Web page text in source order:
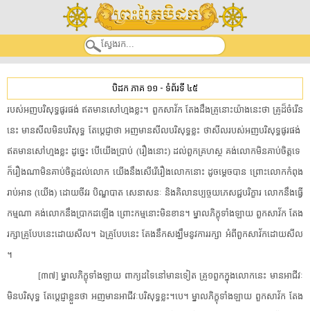
បិដក ភាគ ១១ - ទំព័រទី ៤៥
របស់​អញ​បរិសុទ្ធ​ផូរផង់​ ​ឥតមាន​សៅហ្មង​ខ្លះ​។​ ​ពួក​សាវ័ក​ ​តែង​ដឹង​គ្រូ​នោះ​យ៉ាងនេះ​ថា​ ​គ្រូ​ដ៏​ចំរើន​
នេះ​ ​មាន​សីល​មិន​បរិសុទ្ធ​ ​តែ​ប្តេជ្ញា​ថា​ ​អញ​មាន​សីល​បរិសុទ្ធ​ខ្លះ​ ​ថា​សីល​របស់​អញ​បរិសុទ្ធ​ផូរផង់​ ​
ឥតមាន​សៅហ្មង​ខ្លះ​ ​ដូច្នេះ​ ​បើ​យើង​ប្រាប់​ ​(​រឿង​នោះ​)​ ​ដល់​ពួក​គ្រហស្ថ​ ​គង់​លោក​មិន​គាប់ចិត្ត​ទេ​ ​
ក៏​រឿង​ណា​មិន​គាប់ចិត្ត​ដល់​លោក​ ​យើង​នឹង​សើរើ​រឿង​លោក​នោះ​ ​ដូចម្តេច​បាន​ ​ព្រោះ​លោក​កំពុង​
រាប់អាន​ ​(​យើង​)​ ​ដោយ​ចីវរ​ ​បិណ្ឌបាត​ ​សេនាសនៈ​ ​និង​គិលាន​ប្ប​ច្ច​យ​ភេសជ្ជ​បរិក្ខារ​ ​លោក​នឹង​ធ្វើ​
កម្ម​ណា​ ​គង់​លោក​នឹង​ប្រាកដ​ឡើង​ ​ព្រោះ​កម្ម​នោះ​មិនខាន​។​ ​ម្នាល​ភិក្ខុ​ទាំងឡាយ​ ​ពួក​សាវ័ក​ ​តែង​
រក្សា​គ្រូ​បែបនេះ​ដោយ​សីល​។​ ​ឯ​គ្រូ​បែបនេះ​ ​តែង​នឹក​សង្ឃឹម​នូវ​ការ​រក្សា​ ​អំពី​ពួក​សាវ័ក​ដោយ​សីល​
។​
[​៣៧​]​ ​ម្នាល​ភិក្ខុ​ទាំងឡាយ​ ​ពាក្យ​ដទៃ​នៅ​មាន​ទៀត​ ​គ្រូ១ពួក​ក្នុង​លោក​នេះ​ ​មាន​អាជីវៈ​
មិន​បរិសុទ្ធ​ ​តែ​ប្តេជ្ញា​ខ្លួន​ថា​ ​អញ​មាន​អាជីវៈ​បរិសុទ្ធ​ខ្លះ​។​បេ​។​ ​ម្នាល​ភិក្ខុ​ទាំងឡាយ​ ​ពួក​សាវ័ក​ ​តែង​